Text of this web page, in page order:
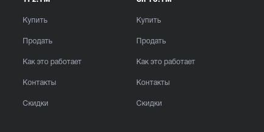
Купить
Продать
Как это работает
Контакты
Скидки
Купить
Продать
Как это работает
Контакты
Скидки